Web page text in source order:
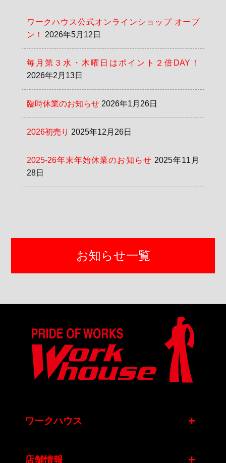
ワークハウス公式オンラインショップ オープ
ン！
2026年5月12日
毎月第３水・木曜日はポイント２倍DAY！
2026年2月13日
臨時休業のお知らせ 2026年1月26日
2026初売り 2025年12月26日
2025-26年末年始休業のお知らせ 2025年11月
28日
お知らせ一覧
ワークハウス +
店舗情報 +